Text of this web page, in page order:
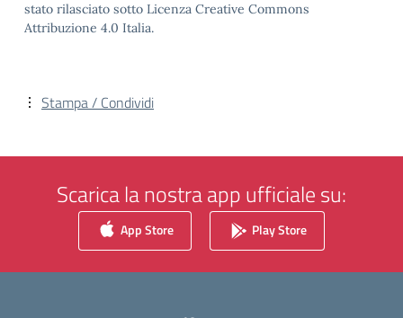
stato rilasciato sotto Licenza Creative Commons
Attribuzione 4.0 Italia.
Stampa / Condividi
Scarica la nostra app ufficiale su:
App Store Play Store